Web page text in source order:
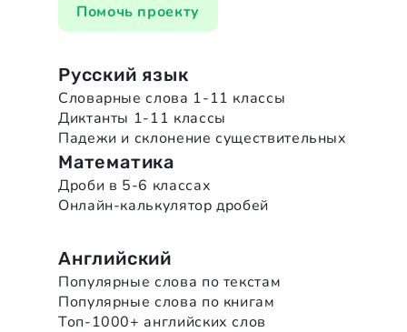
Помочь проекту
Русский язык
Словарные слова 1-11 классы
Диктанты 1-11 классы
Падежи и склонение существительных
Математика
Дроби в 5-6 классах
Онлайн-калькулятор дробей
Английский
Популярные слова по текстам
Популярные слова по книгам
Топ-1000+ английских слов